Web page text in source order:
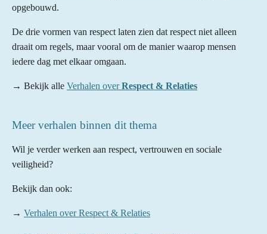
opgebouwd.
De drie vormen van respect laten zien dat respect niet alleen
draait om regels, maar vooral om de manier waarop mensen
iedere dag met elkaar omgaan.
→ Bekijk alle Verhalen overRespect & Relaties
Meer verhalen binnen dit thema
Wil je verder werken aan respect, vertrouwen en sociale
veiligheid?
Bekijk dan ook:
→ Verhalen over Respect & Relaties